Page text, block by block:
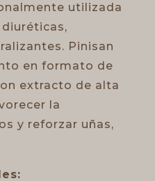
utilizada
Pinisan
en formato de
extracto de alta
la
y reforzar uñas,